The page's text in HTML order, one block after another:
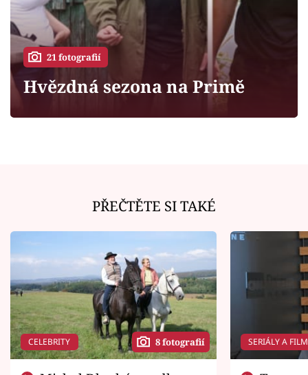
Sledujte prima+
Filmový festival Karlovy Vary
Sledujte nás
21 fotografií
Hvězdná sezona na Primě
PŘEČTĚTE SI TAKÉ
CELEBRITY 8 fotografií SERIÁLY A